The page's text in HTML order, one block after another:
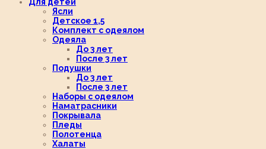
Ясли
Детское 1,5
Комплект с одеялом
Одеяла
До 3 лет
После 3 лет
Подушки
До 3 лет
После 3 лет
Наборы с одеялом
Наматрасники
Покрывала
Пледы
Полотенца
Халаты